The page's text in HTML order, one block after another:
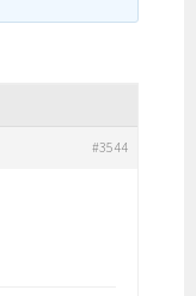
#3544